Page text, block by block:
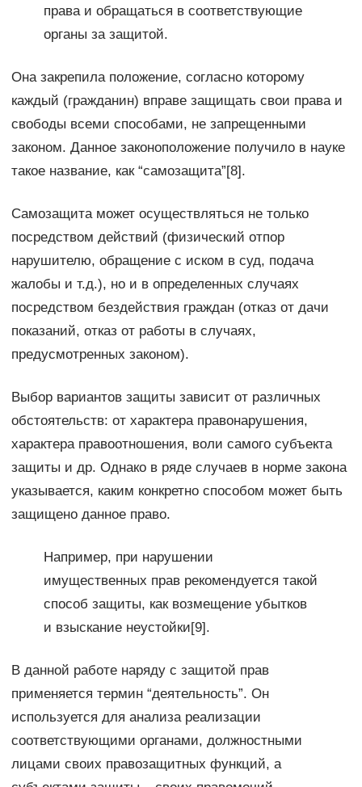
права и обращаться в соответствующие
органы за защитой.
Она закрепила положение, согласно которому
каждый (гражданин) вправе защищать свои права и
свободы всеми способами, не запрещенными
законом. Данное законоположение получило в науке
такое название, как “самозащита”[8].
Самозащита может осуществляться не только
посредством действий (физический отпор
нарушителю, обращение с иском в суд, подача
жалобы и т.д.), но и в определенных случаях
посредством бездействия граждан (отказ от дачи
показаний, отказ от работы в случаях,
предусмотренных законом).
Выбор вариантов защиты зависит от различных
обстоятельств: от характера правонарушения,
характера правоотношения, воли самого субъекта
защиты и др. Однако в ряде случаев в норме закона
указывается, каким конкретно способом может быть
защищено данное право.
Например, при нарушении
имущественных прав рекомендуется такой
способ защиты, как возмещение убытков
и взыскание неустойки[9].
В данной работе наряду с защитой прав
применяется термин “деятельность”. Он
используется для анализа реализации
соответствующими органами, должностными
лицами своих правозащитных функций, а